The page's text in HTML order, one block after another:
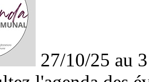
27/10/25 au